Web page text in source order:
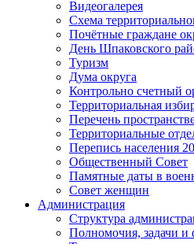
Видеогалерея
Схема
Почётные граждане
День Шпаковского
Туризм
Дума округа
Контрольно счетный
Территориальная
Перечень
Территориальные
Перепись населения
Общественный Совет
Памятные даты в
Совет женщин
Администрация
Структура
Полномочия, задачи и